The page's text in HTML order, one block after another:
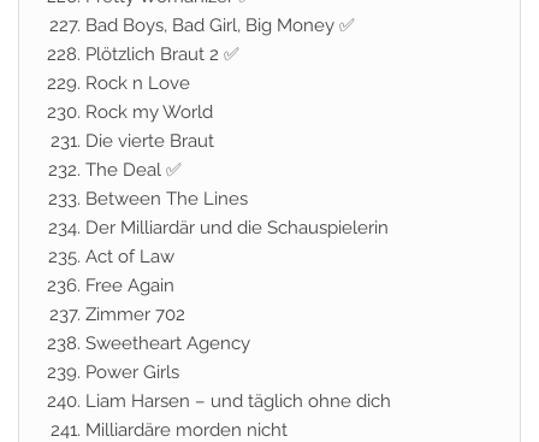
Bad Boys, Bad Girl, Big Money ✅
Plötzlich Braut 2 ✅
Rock n Love
Rock my World
Die vierte Braut
The Deal ✅
Between The Lines
Der Milliardär und die Schauspielerin
Act of Law
Free Again
Zimmer 702
Sweetheart Agency
Power Girls
Liam Harsen – und täglich ohne dich
Milliardäre morden nicht